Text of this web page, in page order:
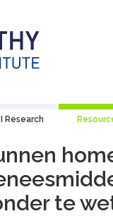
Research
te